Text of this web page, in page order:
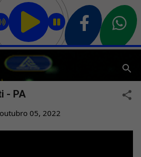
o conteúdo principal
- PA
outubro 05, 2022